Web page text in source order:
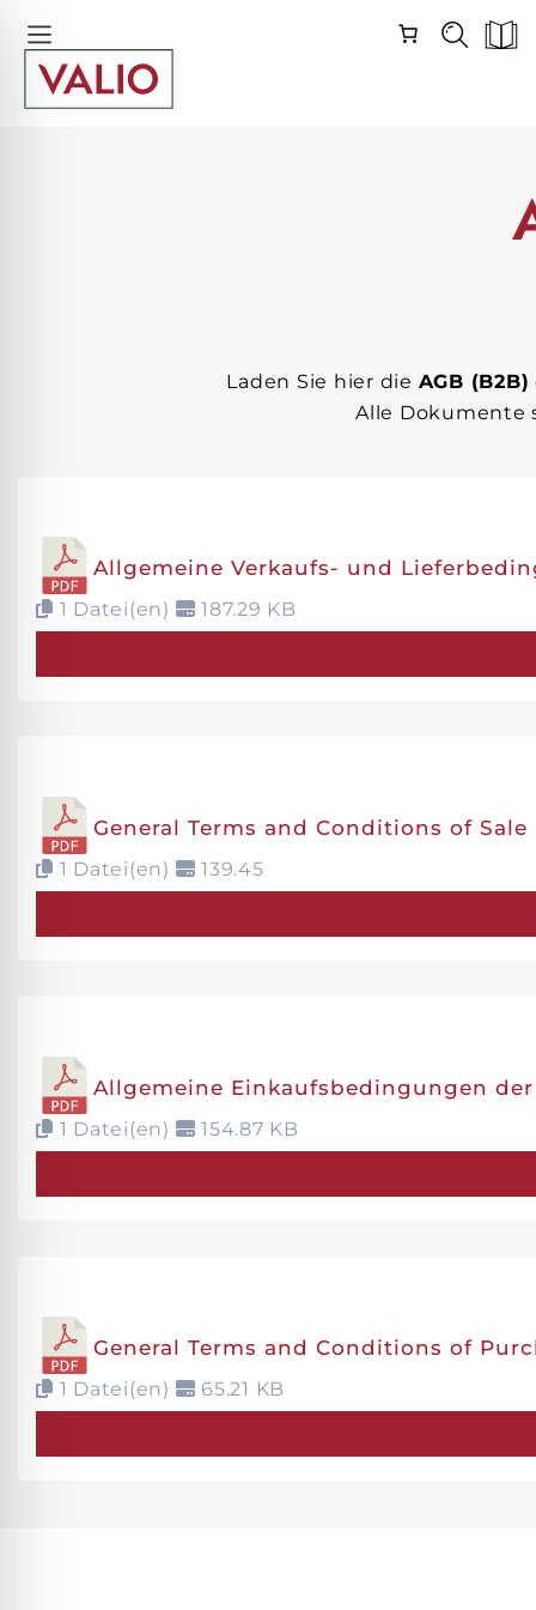
überspringen
Laden Sie hier die AGB (B2B)
Alle Dokumente
Allgemeine Verkaufs- und
1 Datei(en) 187.29 KB
General Terms and Conditions of
1 Datei(en) 139.45
Allgemeine Einkaufsbedingungen
1 Datei(en) 154.87 KB
General Terms and Conditions of
1 Datei(en) 65.21 KB